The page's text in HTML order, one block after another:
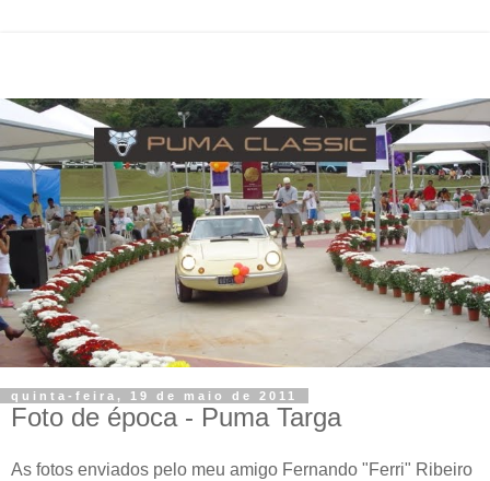
quinta-feira, 19 de maio de 2011
Foto de época - Puma Targa
As fotos enviados pelo meu amigo Fernando "Ferri" Ribeiro